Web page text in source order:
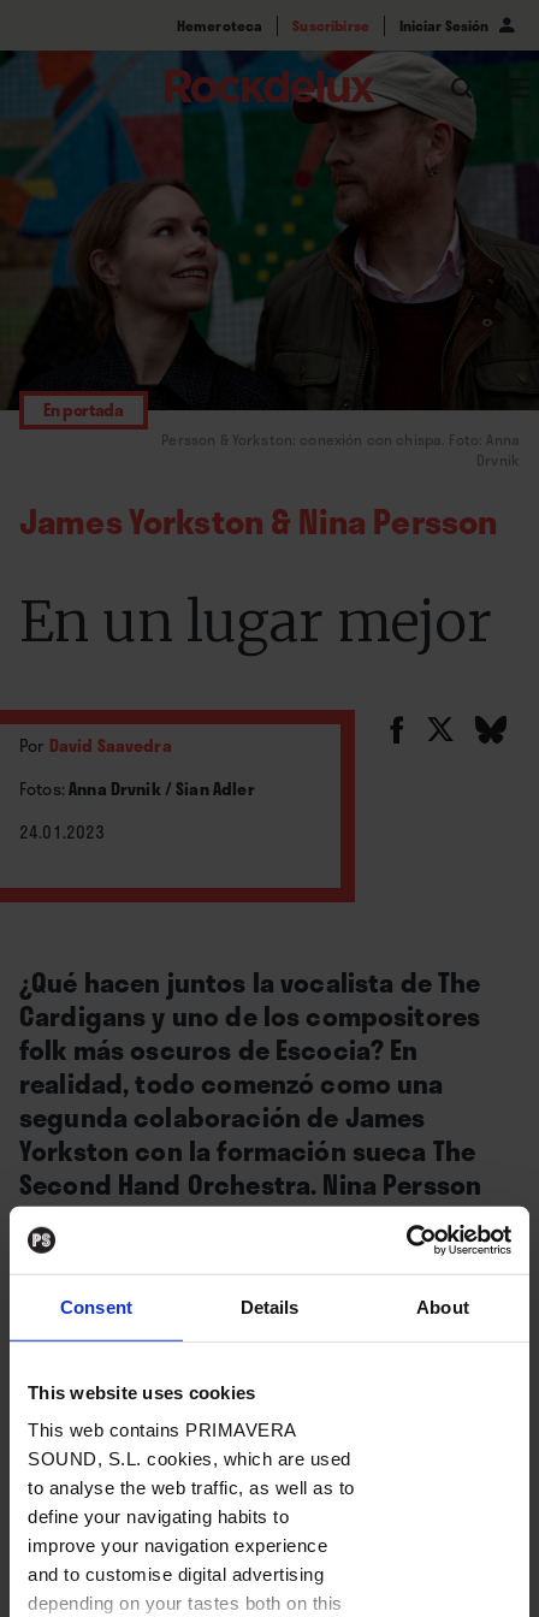
Consent Details About
This website uses cookies
This web contains PRIMAVERA
SOUND, S.L. cookies, which are used
to analyse the web traffic, as well as to
define your navigating habits to
improve your navigation experience
and to customise digital advertising
depending on your tastes both on this
Hemeroteca Suscribirse Iniciar Sesión
Persson & Yorkston: conexión con chispa. Foto: Anna
Drvnik
En portada
James Yorkston & Nina Persson
En un lugar mejor
Por David Saavedra
Fotos:Anna Drvnik / Sian Adler
24.01.2023
¿Qué hacen juntos la vocalista de The
Cardigans y uno de los compositores
folk más oscuros de Escocia? En
realidad, todo comenzó como una
segunda colaboración de James
Yorkston con la formación sueca The
Second Hand Orchestra. Nina Persson
fue sugerida como invitada vocal y
acabó involucrándose en el proyecto
de modo decisivo. Hablamos por
videoconferencia con ellos sobre el
disco resultante, “The Great White Sea
Eagle”.
SUSCRIPCIÓN